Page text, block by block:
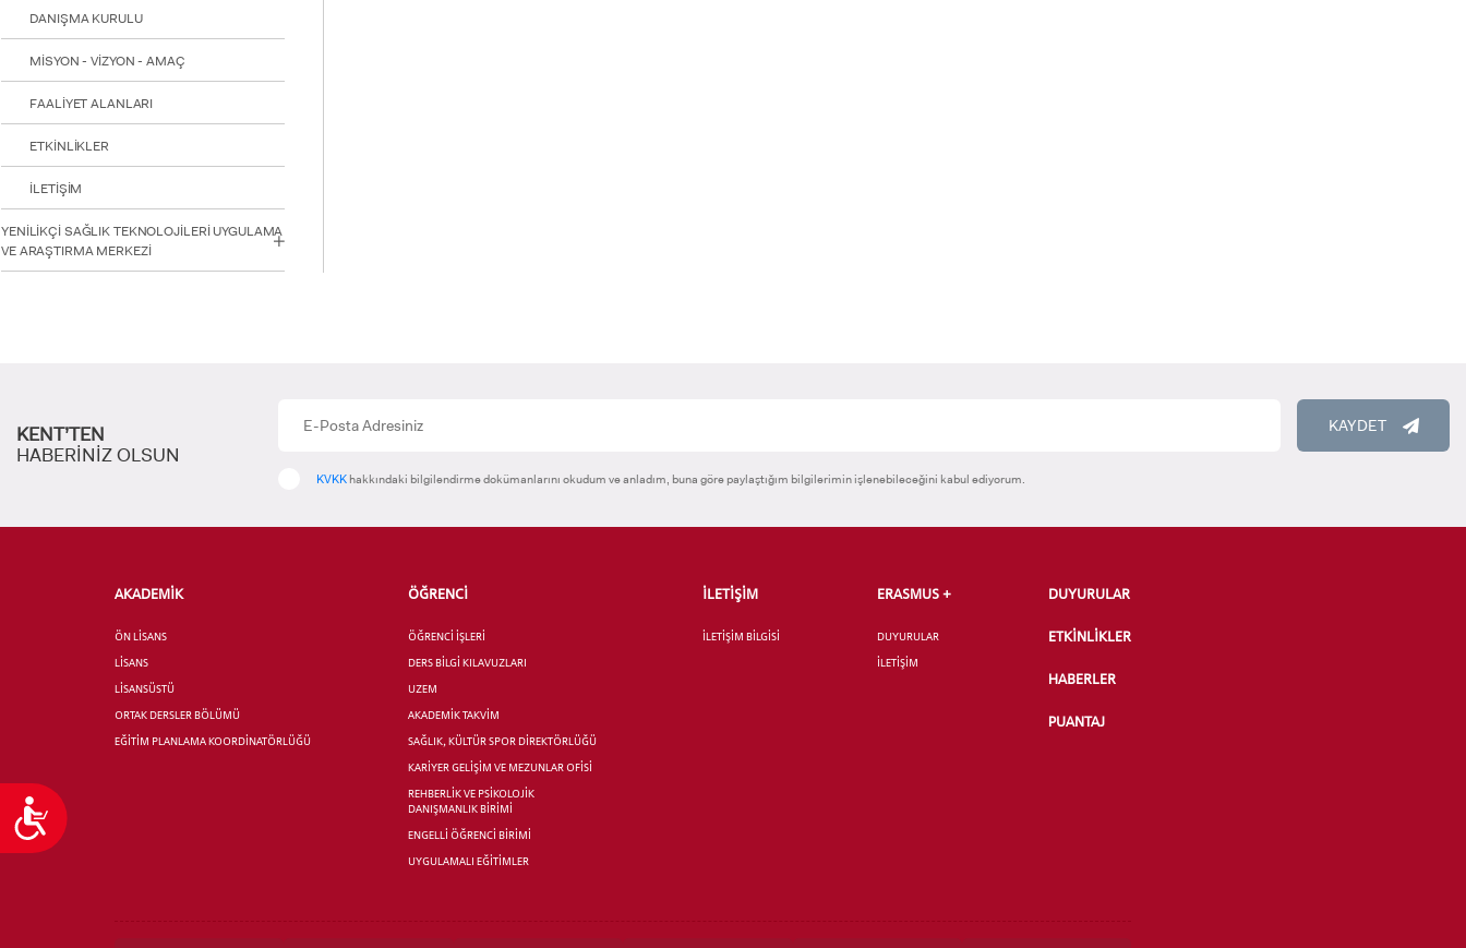
Ulaşılabilirlik
DANIŞMA KURULU
MİSYON - VİZYON - AMAÇ
FAALİYET ALANLARI
ETKİNLİKLER
İLETİŞİM
YENİLİKÇİ SAĞLIK TEKNOLOJİLERİ UYGULAMA
VE ARAŞTIRMA MERKEZİ
KENT’TEN
HABERİNİZ OLSUN
KAYDET
KVKK hakkındaki bilgilendirme dokümanlarını okudum ve anladım, buna göre paylaştığım bilgilerimin işlenebileceğini kabul ediyorum.
AKADEMİK
ÖN LİSANS
LİSANS
LİSANSÜSTÜ
ORTAK DERSLER BÖLÜMÜ
EĞİTİM PLANLAMA KOORDİNATÖRLÜĞÜ
ÖĞRENCİ
ÖĞRENCİ İŞLERİ
DERS BİLGİ KILAVUZLARI
UZEM
AKADEMİK TAKVİM
SAĞLIK, KÜLTÜR SPOR DİREKTÖRLÜĞÜ
KARİYER GELİŞİM VE MEZUNLAR OFİSİ
REHBERLİK VE PSİKOLOJİK
DANIŞMANLIK BİRİMİ
ENGELLİ ÖĞRENCİ BİRİMİ
UYGULAMALI EĞİTİMLER
İLETİŞİM
İLETİŞİM BİLGİSİ
ERASMUS +
DUYURULAR
İLETİŞİM
DUYURULAR
ETKİNLİKLER
HABERLER
PUANTAJ